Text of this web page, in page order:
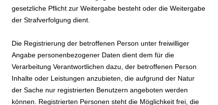
gesetzliche Pflicht zur Weitergabe besteht oder die Weitergabe
der Strafverfolgung dient.
Die Registrierung der betroffenen Person unter freiwilliger
Angabe personenbezogener Daten dient dem für die
Verarbeitung Verantwortlichen dazu, der betroffenen Person
Inhalte oder Leistungen anzubieten, die aufgrund der Natur
der Sache nur registrierten Benutzern angeboten werden
können. Registrierten Personen steht die Möglichkeit frei, die